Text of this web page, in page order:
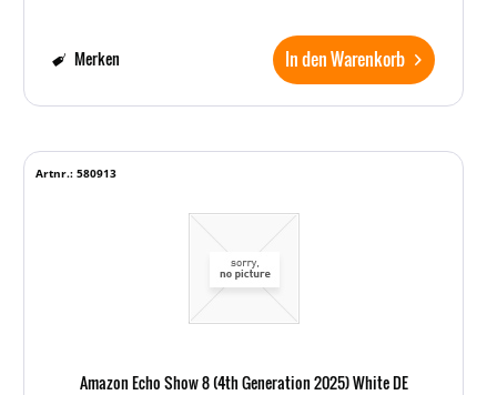
In den Warenkorb
Merken
Amazon Echo Show 8 (4th Generation 2025) White DE
Artnr.: 580913